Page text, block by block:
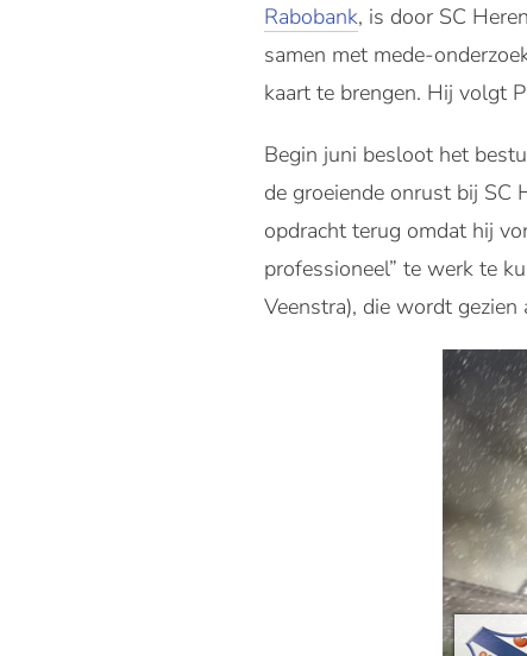
Rabobank, is door SC
samen met mede-
kaart te brengen. Hij volgt
Begin juni besloot het
de groeiende onrust bij SC
opdracht terug omdat hij
professioneel” te werk te
Veenstra), die wordt